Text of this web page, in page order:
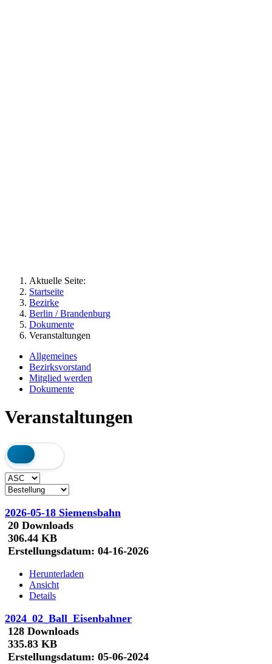
Aktuelle Seite:
Startseite
Bezirke
Berlin / Brandenburg
Dokumente
Veranstaltungen
Allgemeines
Bezirksvorstand
Mitglied werden
Dokumente
Veranstaltungen
2026-05-18 Siemensbahn
20 Downloads
306.44 KB
Erstellungsdatum: 04-16-2026
Herunterladen
Ansicht
Details
2024_02_Ball_Eisenbahner
128 Downloads
335.83 KB
Erstellungsdatum: 05-06-2024